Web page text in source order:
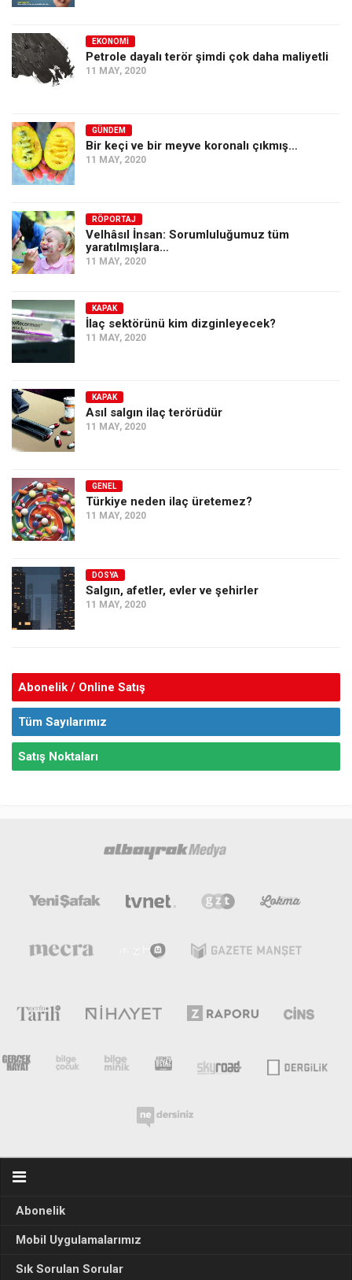
EKONOMI
Petrole dayalı terör şimdi çok daha maliyetli
11 MAY, 2020
GÜNDEM
Bir keçi ve bir meyve koronalı çıkmış…
11 MAY, 2020
RÖPORTAJ
Velhâsıl İnsan: Sorumluluğumuz tüm
yaratılmışlara…
11 MAY, 2020
KAPAK
İlaç sektörünü kim dizginleyecek?
11 MAY, 2020
KAPAK
Asıl salgın ilaç terörüdür
11 MAY, 2020
GENEL
Türkiye neden ilaç üretemez?
11 MAY, 2020
DOSYA
Salgın, afetler, evler ve şehirler
11 MAY, 2020
Abonelik / Online Satış
Tüm Sayılarımız
Satış Noktaları
Abonelik
Mobil Uygulamalarımız
Sık Sorulan Sorular